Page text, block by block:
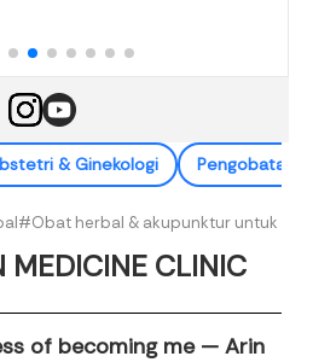
& Ginekologi Pengobatan
#Obat herbal & akupunktur untuk
MEDICINE CLINIC
of becoming me — Arin